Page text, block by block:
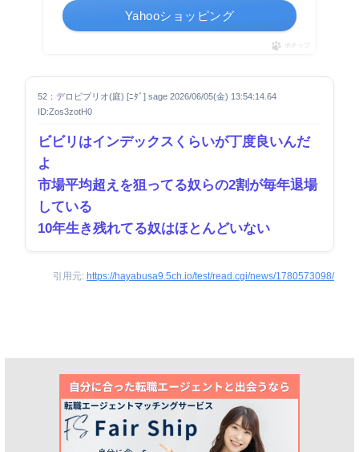
Yahooショッピング
ポチップ
52：デロビブリオ(庭) [ﾆﾀﾞ] sage 2026/06/05(金) 13:54:14.64
ID:Zos3zotH0
ビビリはインデックスくらいが丁度良いんだ
よ
市場平均超えを狙ってる奴らの2割が毎年退場
している
10年生き残れてる奴はほとんどいない
引用元: https://hayabusa9.5ch.io/test/read.cgi/news/1780573098/